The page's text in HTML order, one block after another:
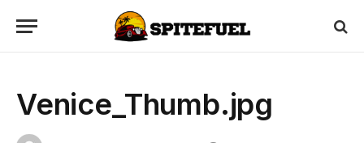
Venice_Thumb.jpg